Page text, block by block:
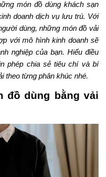
món đồ dùng khách sạn
doanh dịch vụ lưu trú. Với
dùng, những món đồ vải
với mô hình kinh doanh sẽ
nghiệp của bạn. Hiểu điều
phép chia sẻ tiêu chí và bí
theo từng phân khúc nhé.
đồ dùng bằng vải